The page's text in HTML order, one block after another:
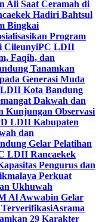
Ali Saat Ceramah di
Hadiri Bahtsul
Bingkai
Program
CileunyiPC LDII
Faqih, dan
Tanamkan
Generasi Muda
Kota Bandung
Dakwah dan
Kunjungan Observasi
LDII Kabupaten
dan
Gelar Pelatihan
LDII Rancaekek
Pengurus dan
Perkuat
Ukhuwah
Al Awwabin Gelar
Asrama
29 Karakter